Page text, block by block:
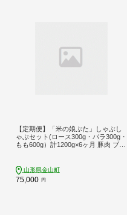
【定期便】「米の娘ぶた」しゃぶし
ゃぶセット(ロース300g・バラ300g・
もも600g）計1200g×6ヶ月 豚肉 ブラ
山形県金山町
75,000 円